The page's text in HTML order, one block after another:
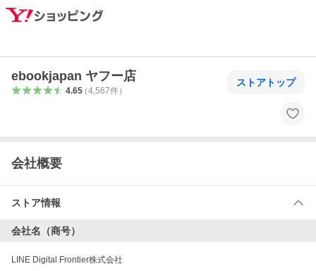
ebookjapan ヤフー店
4.65（4,567件）
ストアトップ
会社概要
ストア情報
会社名（商号）
LINE Digital Frontier株式会社